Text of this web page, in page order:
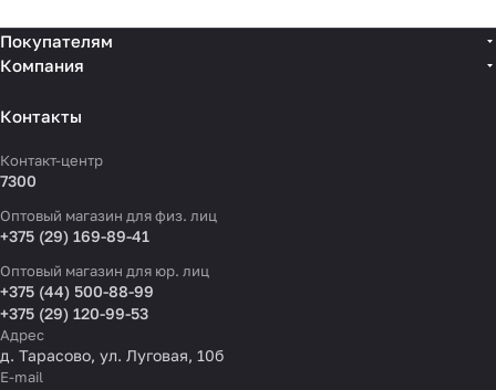
Покупателям
Компания
Контакты
Контакт-центр
7300
Оптовый магазин для физ. лиц
+375 (29) 169-89-41
Оптовый магазин для юр. лиц
+375 (44) 500-88-99
+375 (29) 120-99-53
Адрес
д. Тарасово, ул. Луговая, 10б
E-mail